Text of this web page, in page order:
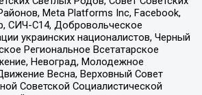
Meta Platforms Inc, Facebook,
СИЧ-С14, Добровольческое
украинских националистов, Черный
Региональное Всетатарское
Невоград, Молодежное
Весна, Верховный Совет
Советской Социалистической